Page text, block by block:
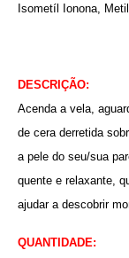
Isometíl Ionona,
DESCRIÇÃO:
Acenda a vela,
de cera derretida
a pele do seu/sua
quente e relaxante,
ajudar a descobrir
QUANTIDADE: